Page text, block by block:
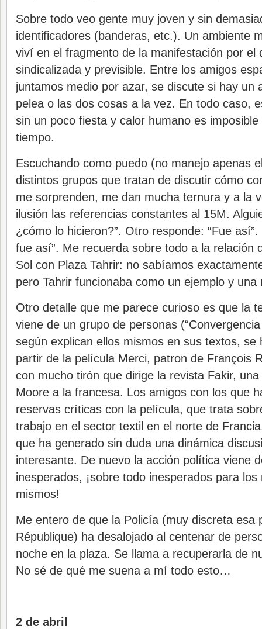
Sobre todo veo gente muy joven y sin
identificadores (banderas, etc.). Un ambiente
viví en el fragmento de la manifestación por el
sindicalizada y previsible. Entre los amigos
juntamos medio por azar, se discute si hay un
pelea o las dos cosas a la vez. En todo caso,
sin un poco fiesta y calor humano es
tiempo.
Escuchando como puedo (no manejo apenas
distintos grupos que tratan de discutir cómo
me sorprenden, me dan mucha ternura y a la
ilusión las referencias constantes al 15M.
¿cómo lo hicieron?”. Otro responde: “Fue
fue así”. Me recuerda sobre todo a la relación
Sol con Plaza Tahrir: no sabíamos
pero Tahrir funcionaba como un ejemplo y
Otro detalle que me parece curioso es que la
viene de un grupo de personas
según explican ellos mismos en sus textos, se
partir de la película Merci, patron de François
con mucho tirón que dirige la revista Fakir,
Moore a la francesa. Los amigos con los que
reservas críticas con la película, que trata
trabajo en el sector textil en el norte de
que ha generado sin duda una dinámica
interesante. De nuevo la acción política viene
inesperados, ¡sobre todo inesperados para
mismos!
Me entero de que la Policía (muy discreta esa
République) ha desalojado al centenar de
noche en la plaza. Se llama a recuperarla de
No sé de qué me suena a mí todo esto…
2 de abril